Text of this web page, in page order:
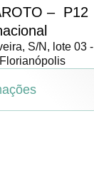
– P12
S/N, lote 03 -